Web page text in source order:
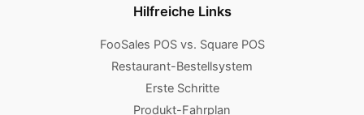
Hilfreiche Links
FooSales POS vs. Square POS
Restaurant-Bestellsystem
Erste Schritte
Produkt-Fahrplan